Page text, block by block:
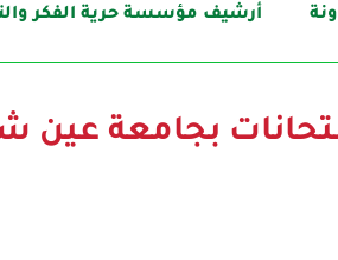
أرشيف مؤسسة حرية الفكر
بجامعة